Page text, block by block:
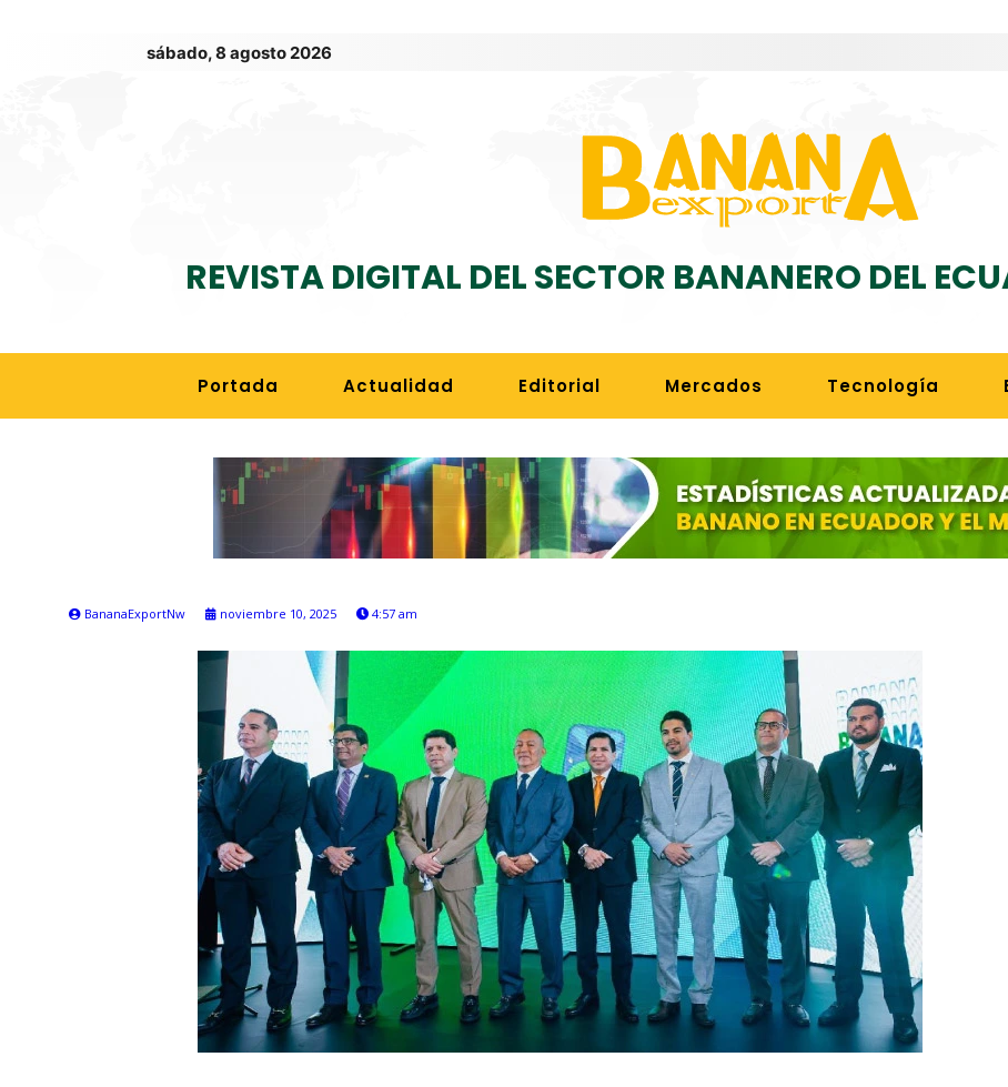
sábado, 8 agosto 2026
REVISTA DIGITAL DEL SECTOR BANANERO DEL
Portada Actualidad Editorial Mercados Tecnología
BananaExportNw noviembre 10, 2025 4:57 am